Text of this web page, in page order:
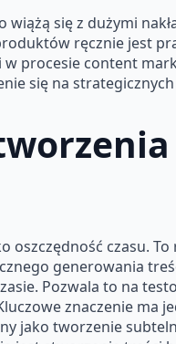
się z dużymi
ręcznie jest
procesie content
się na
czasu.
generowania
Pozwala to na
znaczenie
jako tworzenie